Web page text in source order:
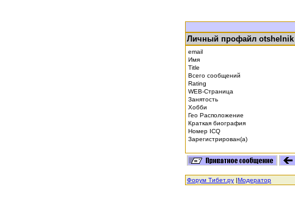
Личный профайл otshelnik
email
Имя
Title
Всего сообщений
Rating
WEB-Страница
Занятость
Хобби
Гео Расположение
Краткая биография
Номер ICQ
Зарегистрирован(а)
Форум Тибет.ру |Модератор